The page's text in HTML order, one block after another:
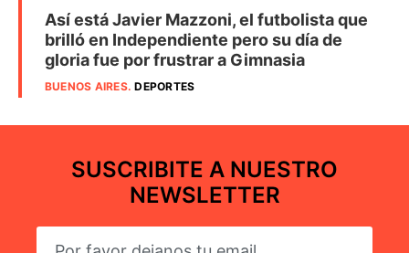
Así está Javier Mazzoni, el futbolista que
brilló en Independiente pero su día de
gloria fue por frustrar a Gimnasia
BUENOS AIRES.DEPORTES
SUSCRIBITE A NUESTRO
NEWSLETTER